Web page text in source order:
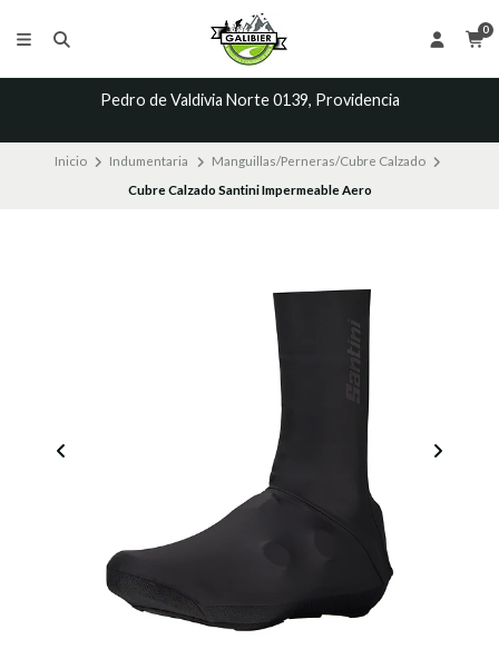
0
Pedro de Valdivia Norte 0139, Providencia
Inicio Indumentaria
Manguillas/Perneras/Cubre Calzado
Cubre Calzado Santini Impermeable Aero